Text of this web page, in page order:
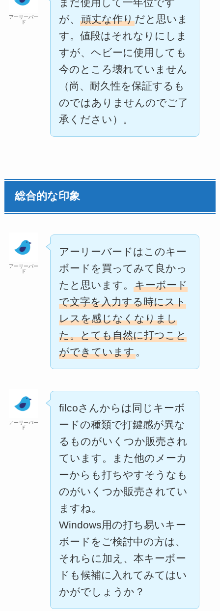
アーリーバー
ド
まだ使用して一年位です
が、 頑丈な作りだと思いま
す。値段はそれなりにしま
すが、ヘビーに使用しても
今のところ壊れていません
（尚、耐久性を保証するも
のではありませんのでご了
承ください）。
総合的な印象
アーリーバー
ド
アーリーバードはこのキー
ボードを買ってみて良かっ
たと思います。 キーボード
で文字を入力する時にスト
レスを感じなくなりまし
た。とても自然に打つこと
ができています。
アーリーバー
ド
filcoさんからは同じキーボ
ードの種類で打鍵感が異な
るものがいくつか販売され
ています。また他のメーカ
ーからも打ちやすそうなも
のがいくつか販売されてい
ますね。
Windows用の打ち易いキー
ボードをご検討中の方は、
それらに加え、本キーボー
ドも候補に入れてみてはい
かがでしょうか？